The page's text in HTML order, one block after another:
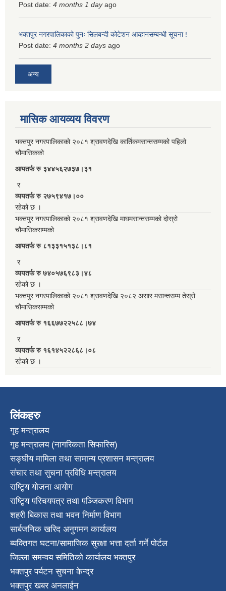
Post date: 4 months 1 dayago
भक्तपुर नगरपालिकाको पुनः सिलबन्दी कोटेशन आव्हानसम्बन्धी सूचना !
Post date: 4 months 2 days ago
अन्य
मासिक आयव्यय विवरण
भक्तपुर नगरपालिकाको २०८१ श्रावणदेखि कार्तिकमसान्तसम्मको पहिलो
चौमासिकको
आयतर्फ रु‌ ३४४५६२७३७।३१
र
व्ययतर्फ रु २७५९४१७।००
रहेको छ ।
भक्तपुर नगरपालिकाको २०८१ श्रावणदेखि माघमसान्तसम्मको दोस्रो
चौमासिकसम्मको
आयतर्फ रु‌ ८१३३१५१३८।८१
र
व्ययतर्फ रु ७४०५७६९८३।४८
रहेको छ ।
भक्तपुर नगरपालिकाको २०८१ श्रावणदेखि २०८२ असार मसान्तसम्म तेस्रो
चौमासिकसम्मको
आयतर्फ रु‌ १६६७७२२५८८।७४
र
व्ययतर्फ रु १६१४५२२८६८।०८
रहेको छ ।
लिंकहरु
गृह मन्त्रालय
गृह मन्त्रालय (नागरिकता सिफारिस)
सङ्घीय मामिला तथा सामान्य प्रशासन मन्त्रालय
संचार तथा सुचना प्रविधि मन्त्रालय
राष्टि्ृय योजना आयोग
राष्टि्ृय परिचयपत्र तथा पञ्जिकरण विभाग
शहरी बिकास तथा भवन निर्माण विभाग
सार्बजनिक खरिद अनुगमन कार्यालय
ब्यक्तिगत घटना/सामाजिक सुरक्षा भत्ता दर्ता गर्ने पोर्टल
जिल्ला समन्वय समितिको कार्यालय भक्तपुर
भक्तपुर पर्यटन सुचना केन्द्र
भक्तपुर खबर अनलाईन